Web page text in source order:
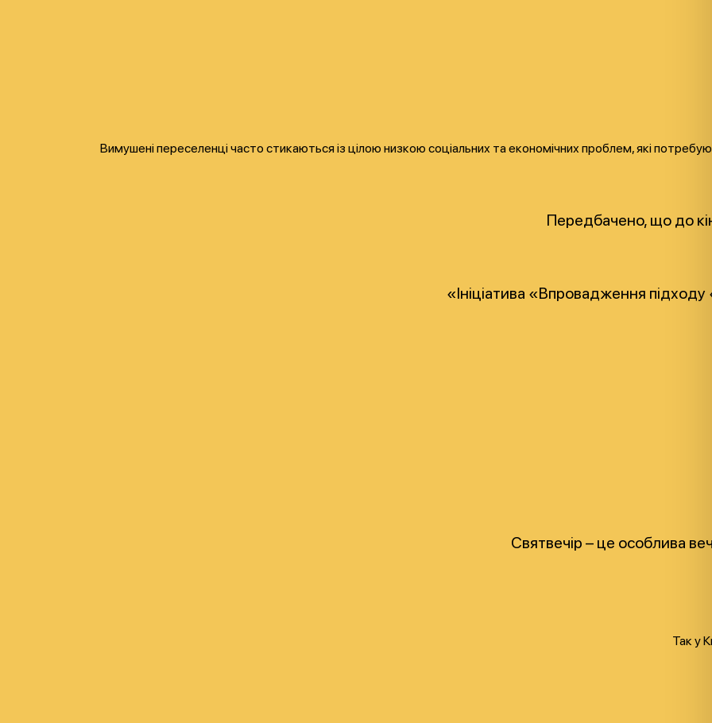
Вимушені переселенці часто стикаються із цілою низкою соціальних та економічних проблем, які
Передбачено, що до
«Ініціатива «Впровадження
Святвечір – це особлива
Так у